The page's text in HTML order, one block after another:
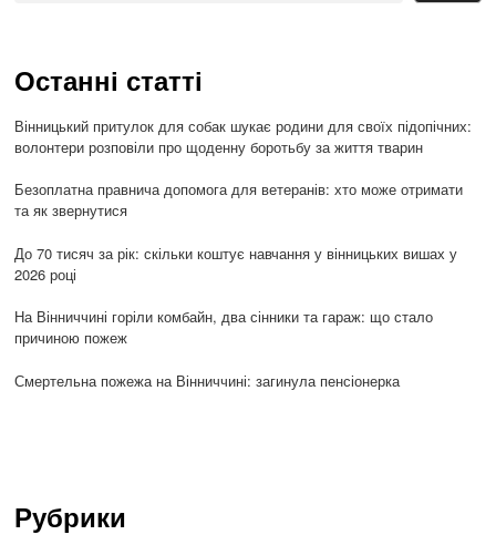
Останні статті
Вінницький притулок для собак шукає родини для своїх підопічних:
волонтери розповіли про щоденну боротьбу за життя тварин
Безоплатна правнича допомога для ветеранів: хто може отримати
та як звернутися
До 70 тисяч за рік: скільки коштує навчання у вінницьких вишах у
2026 році
На Вінниччині горіли комбайн, два сінники та гараж: що стало
причиною пожеж
Смертельна пожежа на Вінниччині: загинула пенсіонерка
Рубрики